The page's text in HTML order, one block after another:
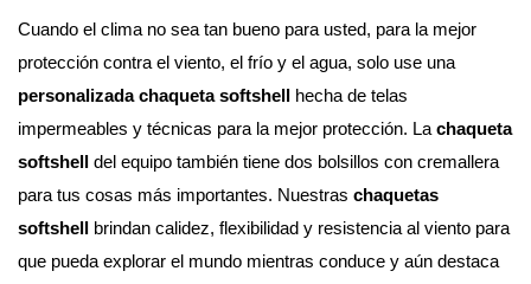
Cuando el clima no sea tan bueno para usted, para la mejor
protección contra el viento, el frío y el agua, solo use una
personalizada chaqueta softshell
hecha de telas
impermeables y técnicas para la mejor protección. La chaqueta
softshell
del equipo también tiene dos bolsillos con cremallera
para tus cosas más importantes. Nuestras chaquetas
softshell
brindan calidez, flexibilidad y resistencia al viento para
que pueda explorar el mundo mientras conduce y aún destaca